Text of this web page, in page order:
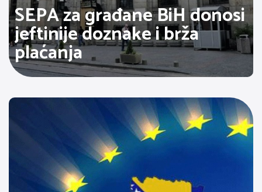
SEPA za građane BiH donosi
jeftinije doznake i brža
plaćanja